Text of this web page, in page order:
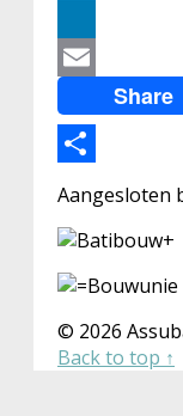
LinkedIn
Share
Share
Aangesloten
© 2026
Back to top ↑